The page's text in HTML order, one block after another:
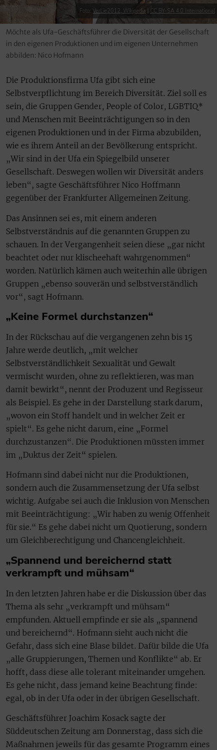
Foto: VerLie2012, Wikipedia CC BY-SA 4.0 International
Möchte als Ufa-Geschäftsführer die Diversität der Gesellschaft
in den eigenen Produktionen und im eigenen Unternehmen
abbilden: Nico Hofmann
Die Produktionsfirma Ufa gibt sich eine
Selbstverpflichtung im Bereich Diversität. Ziel soll es
sein, die Gruppen Gender, People of Color, LGBTIQ*
und Menschen mit Beeinträchtigungen so in den
eigenen Produktionen und in der Firma abzubilden,
wie es ihrem Anteil an der Bevölkerung entspricht.
„Wir sind in der Ufa ein Spiegelbild unserer
Gesellschaft. Deswegen wollen wir Diversität anders
leben“, sagte Geschäftsführer Nico Hoffmann
gegenüber der Frankfurter Allgemeinen Zeitung.
Das Ansinnen sei es, mit einem anderen
Selbstverständnis auf die genannten Gruppen zu
schauen. In der Vergangenheit seien diese „gar nicht
beachtet oder nur klischeehaft wahrgenommen“
worden. Natürlich kämen auch weiterhin alle übrigen
Gruppen „ebenso souverän und selbstverständlich
vor“, sagt Hofmann.
„Keine Formel durchstanzen“
In der Rückschau auf die vergangenen zehn bis 15
Jahre werde deutlich, „mit welcher
Selbstverständlichkeit Sexualität und Gewalt
vermischt wurden, ohne zu reflektieren, was man
damit bewirkt“, nennt der Produzent und Regisseur
als Beispiel. Es gehe in der Darstellung stark darum,
„wovon ein Stoff handelt und in welcher Zeit er
spielt“. Es gehe nicht darum, eine „Formel
durchzustanzen“. Die Produktionen müssten immer
im „Duktus der Zeit“ spielen.
Hofmann sind dabei nicht nur die Produktionen,
sondern auch die Zusammensetzung der Ufa selbst
wichtig. Aufgabe sei auch die Inklusion von Menschen
mit Beeinträchtigung: „Wir haben zu wenig Offenheit
für sie.“ Es gehe dabei nicht um Quotierung, sondern
um Gleichberechtigung und Chancengleichheit.
„Spannend und bereichernd statt
verkrampft und mühsam“
In den letzten Jahren habe er die Diskussion über das
Thema als sehr „verkrampft und mühsam“
empfunden. Aktuell empfinde er sie als „spannend
und bereichernd“. Hofmann sieht auch nicht die
Gefahr, dass sich eine Blase bildet. Dafür bilde die Ufa
„alle Gruppierungen, Themen und Konflikte“ ab. Er
hofft, dass diese alle tolerant miteinander umgehen.
Es gehe nicht, dass jemand keine Beachtung finde:
egal, ob in der Ufa oder in der übrigen Gesellschaft.
Geschäftsführer Joachim Kosack sagte der
Süddeutschen Zeitung am Donnerstag, dass sich die
Maßnahmen jeweils für das gesamte Programm eines